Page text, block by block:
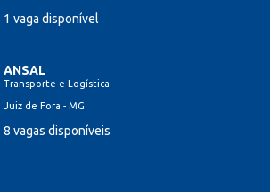
1 vaga disponível
ANSAL
Transporte e Logística
Juiz de Fora - MG
8 vagas disponíveis